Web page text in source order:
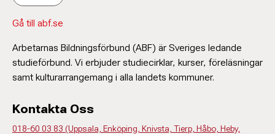
Gå till abf.se
Arbetarnas Bildningsförbund (ABF) är Sveriges ledande
studieförbund. Vi erbjuder studiecirklar, kurser, föreläsningar
samt kulturarrangemang i alla landets kommuner.
Kontakta Oss
018-60 03 83 (Uppsala, Enköping, Knivsta, Tierp, Håbo, Heby,